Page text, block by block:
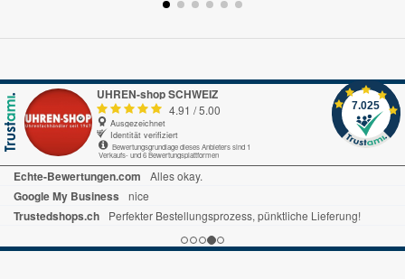
UHREN-shop SCHWEIZ
4.91 /5.00
Ausgezeichnet
Identität verifiziert
Bewertungsgrundlage dieses Anbieters sind 1
Verkaufs- und 6 Bewertungsplattformen
7.025
Echte-Bewertungen.com Alles okay.
Google My Business nice
Trustedshops.ch Perfekter Bestellungsprozess, pünktliche Lieferung!